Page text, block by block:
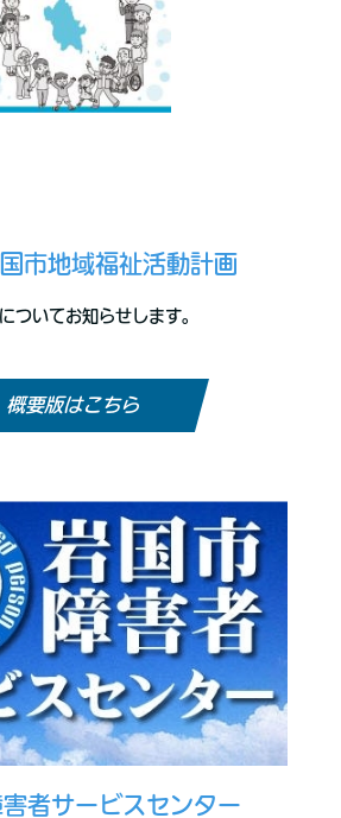
市地域福祉活動計画
ついてお知らせします。
概要版はこちら
者サービスセンター